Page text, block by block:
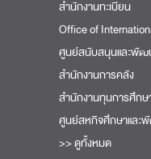
สำนักงานทะเบียน
Office of
ศูนย์สนับสนุนและพัฒ
สำนักงานการคลัง
สำนักงานทุนการศึกษ
ศูนย์สหกิจศึกษาและ
>> ดูทั้งหมด